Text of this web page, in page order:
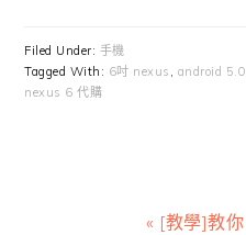
Filed Under: 手機
Tagged With: 6吋 nexus , android 5.0
nexus 6 代購
Previous
« [教學]教你